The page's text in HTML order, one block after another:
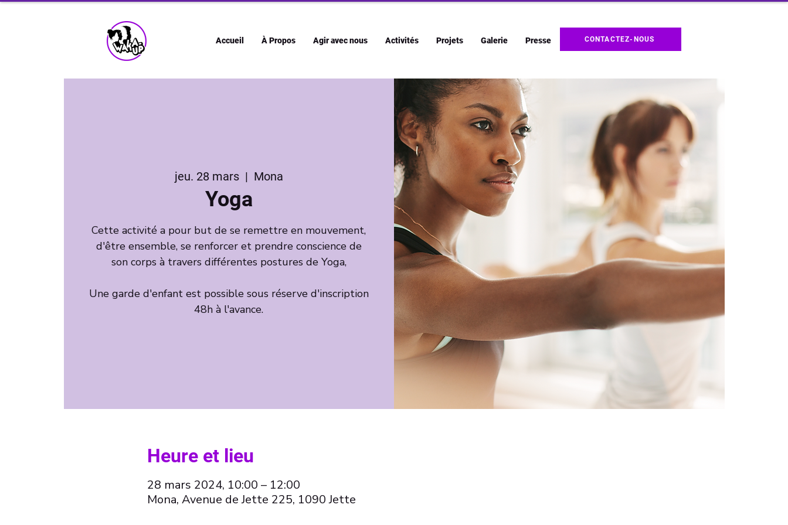
Accueil À Propos Agir avec nous Activités Projets Galerie Presse CONTACTEZ-NOUS
jeu. 28 mars
  |
Mona
Yoga
Cette activité a pour but de se remettre en mouvement,
d'être ensemble, se renforcer et prendre conscience de
son corps à travers différentes postures de Yoga,
Une garde d'enfant est possible sous réserve d'inscription
Heure et lieu
28 mars 2024, 10:00 – 12:00
Mona, Avenue de Jette 225, 1090 Jette